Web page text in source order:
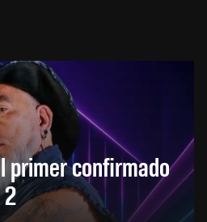
primer confirmado